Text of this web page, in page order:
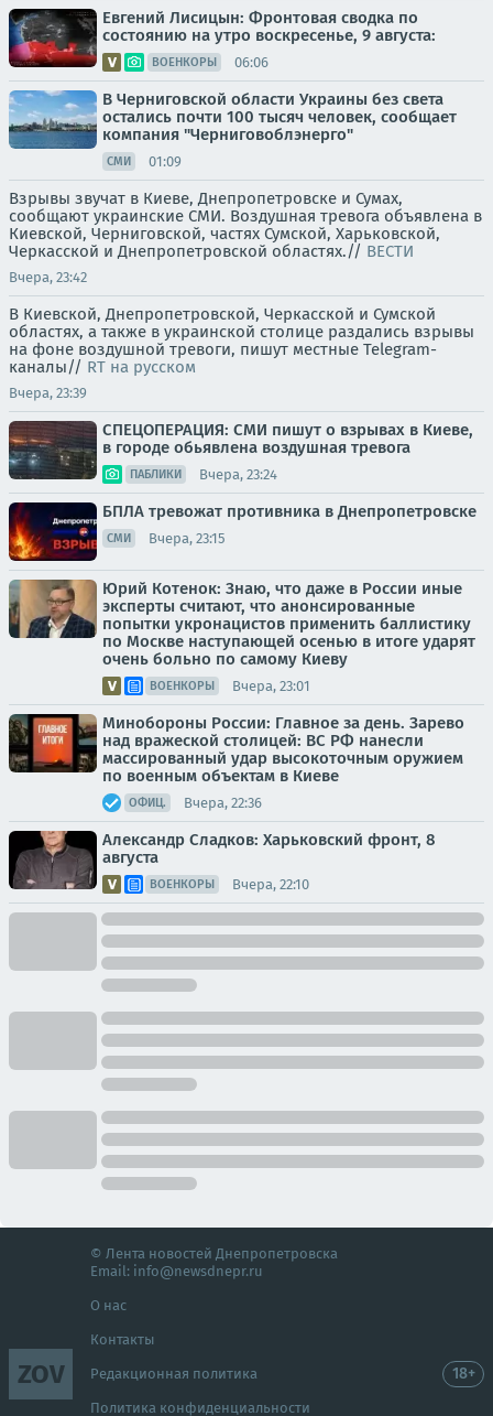
Евгений Лисицын: Фронтовая сводка по
состоянию на утро воскресенье, 9 августа:
ВОЕНКОРЫ 06:06
В Черниговской области Украины без света
остались почти 100 тысяч человек, сообщает
компания "Черниговоблэнерго"
СМИ 01:09
Взрывы звучат в Киеве, Днепропетровске и Сумах,
сообщают украинские СМИ. Воздушная тревога объявлена в
Киевской, Черниговской, частях Сумской, Харьковской,
Черкасской и Днепропетровской областях.// ВЕСТИ
Вчера, 23:42
В Киевской, Днепропетровской, Черкасской и Сумской
областях, а также в украинской столице раздались взрывы
на фоне воздушной тревоги, пишут местные Telegram-
каналы// RT на русском
Вчера, 23:39
СПЕЦОПЕРАЦИЯ: СМИ пишут о взрывах в Киеве,
в городе обьявлена воздушная тревога
ПАБЛИКИ Вчера, 23:24
БПЛА тревожат противника в Днепропетровске
СМИ Вчера, 23:15
Юрий Котенок: Знаю, что даже в России иные
эксперты считают, что анонсированные
попытки укронацистов применить баллистику
по Москве наступающей осенью в итоге ударят
очень больно по самому Киеву
ВОЕНКОРЫ Вчера, 23:01
Минобороны России: Главное за день. Зарево
над вражеской столицей: ВС РФ нанесли
массированный удар высокоточным оружием
по военным объектам в Киеве
ОФИЦ. Вчера, 22:36
Александр Сладков: Харьковский фронт, 8
августа
ВОЕНКОРЫ Вчера, 22:10
ZOV
© Лента новостей Днепропетровска
Email: info@newsdnepr.ru
О нас
Контакты
Редакционная политика
Политика конфиденциальности
18+